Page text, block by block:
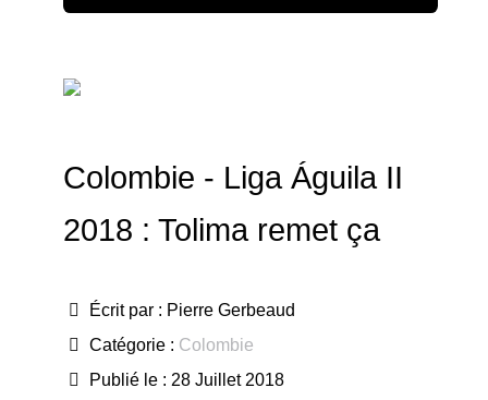
Colombie - Liga Águila II
2018 : Tolima remet ça
Écrit par : Pierre Gerbeaud
Catégorie : Colombie
Publié le : 28 Juillet 2018